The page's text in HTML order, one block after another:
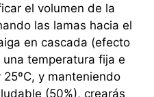
el volumen de la
las lamas hacia el
en cascada (efecto
temperatura fija e
y manteniendo
(50%), crearás